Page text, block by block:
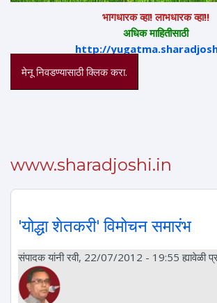
भागधारक व्हा! लाभधारक व्हा!!
अधिक माहितीसाठी
http://
मेनू निवडण्यासाठी क्लिक करा.
www.sharadjoshi.in
'योद्धा शेतकरी' विमोचन समारंभ
संपादकयांनी रवी, 22/07/2012 - 19:55 ह्यावेळी